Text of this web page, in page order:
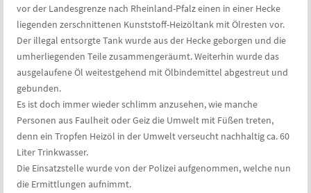
vor der Landesgrenze nach Rheinland-Pfalz einen in einer Hecke
liegenden zerschnittenen Kunststoff-Heizöltank mit Ölresten vor.
Der illegal entsorgte Tank wurde aus der Hecke geborgen und die
umherliegenden Teile zusammengeräumt. Weiterhin wurde das
ausgelaufene Öl weitestgehend mit Ölbindemittel abgestreut und
gebunden.
Es ist doch immer wieder schlimm anzusehen, wie manche
Personen aus Faulheit oder Geiz die Umwelt mit Füßen treten,
denn ein Tropfen Heizöl in der Umwelt verseucht nachhaltig ca. 60
Liter Trinkwasser.
Die Einsatzstelle wurde von der Polizei aufgenommen, welche nun
die Ermittlungen aufnimmt.